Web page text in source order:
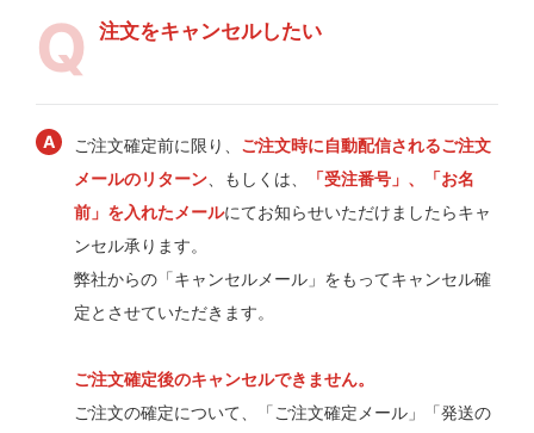
注文をキャンセルしたい
ご注文確定前に限り、 ご注文時に自動配信されるご注文
メールのリターン 、もしくは、
「受注番号」、「お名
前」を入れたメールにてお知らせいただけましたらキャ
ンセル承ります。
弊社からの「キャンセルメール」をもってキャンセル確
定とさせていただきます。
ご注文確定後のキャンセルできません。
ご注文の確定について、「ご注文確定メール」「発送の